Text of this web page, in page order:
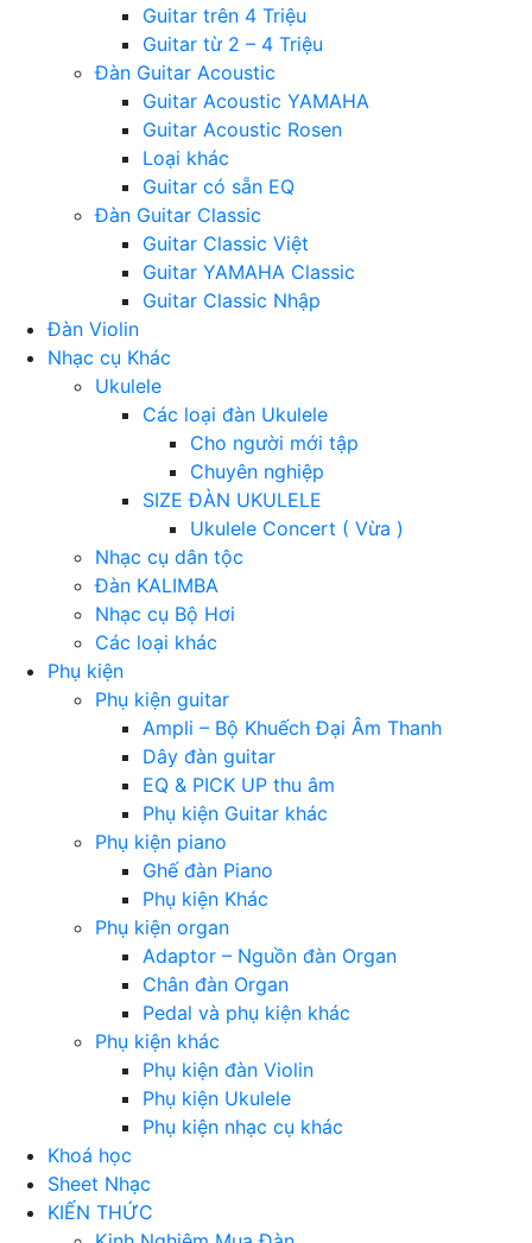
Guitar trên 4 Triệu
Guitar từ 2 – 4 Triệu
Đàn Guitar Acoustic
Guitar Acoustic YAMAHA
Guitar Acoustic Rosen
Loại khác
Guitar có sẵn EQ
Đàn Guitar Classic
Guitar Classic Việt
Guitar YAMAHA Classic
Guitar Classic Nhập
Đàn Violin
Nhạc cụ Khác
Ukulele
Các loại đàn Ukulele
Cho người mới tập
Chuyên nghiệp
SIZE ĐÀN UKULELE
Ukulele Concert ( Vừa )
Nhạc cụ dân tộc
Đàn KALIMBA
Nhạc cụ Bộ Hơi
Các loại khác
Phụ kiện
Phụ kiện guitar
Ampli – Bộ Khuếch Đại Âm Thanh
Dây đàn guitar
EQ & PICK UP thu âm
Phụ kiện Guitar khác
Phụ kiện piano
Ghế đàn Piano
Phụ kiện Khác
Phụ kiện organ
Adaptor – Nguồn đàn Organ
Chân đàn Organ
Pedal và phụ kiện khác
Phụ kiện khác
Phụ kiện đàn Violin
Phụ kiện Ukulele
Phụ kiện nhạc cụ khác
Khoá học
Sheet Nhạc
KIẾN THỨC